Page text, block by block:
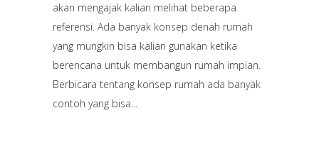
akan mengajak kalian melihat beberapa
referensi. Ada banyak konsep denah rumah
yang mungkin bisa kalian gunakan ketika
berencana untuk membangun rumah impian.
Berbicara tentang konsep rumah ada banyak
contoh yang bisa